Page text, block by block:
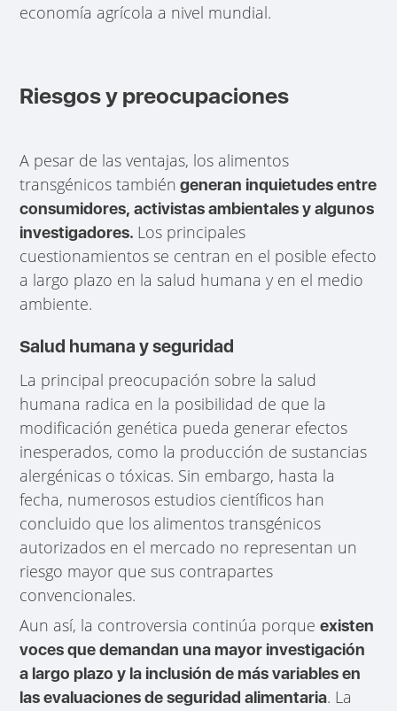
economía agrícola a nivel mundial.
Riesgos y preocupaciones
A pesar de las ventajas, los alimentos
transgénicos también generan inquietudes entre
consumidores, activistas ambientales y algunos
investigadores. Los principales
cuestionamientos se centran en el posible efecto
a largo plazo en la salud humana y en el medio
ambiente.
Salud humana y seguridad
La principal preocupación sobre la salud
humana radica en la posibilidad de que la
modificación genética pueda generar efectos
inesperados, como la producción de sustancias
alergénicas o tóxicas. Sin embargo, hasta la
fecha, numerosos estudios científicos han
concluido que los alimentos transgénicos
autorizados en el mercado no representan un
riesgo mayor que sus contrapartes
convencionales.
Aun así, la controversia continúa porqueexisten
voces que demandan una mayor investigación
a largo plazo y la inclusión de más variables en
las evaluaciones de seguridad alimentaria. La